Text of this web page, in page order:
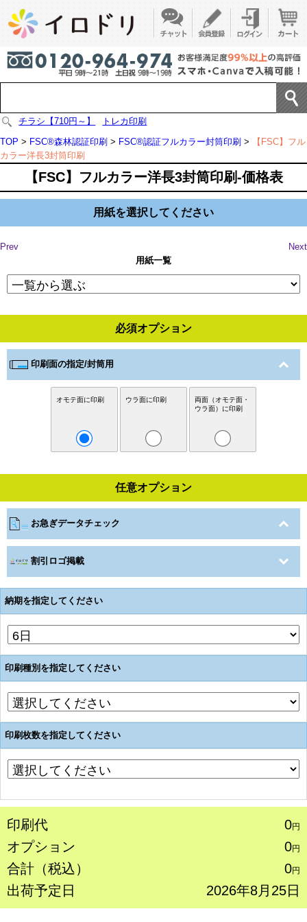
チラシ【710円～】
トレカ印刷
TOP > FSC®森林認証印刷 > FSC®認証フルカラー封筒印刷 >
【FSC】フル
カラー洋長3封筒印刷
【FSC】フルカラー洋長3封筒印刷-価格表
用紙を選択してください
Prev
Next
用紙一覧
必須オプション
印刷面の指定/封筒用
オモテ面に印刷 ウラ面に印刷
両面（オモテ面・
ウラ面）に印刷
任意オプション
お急ぎデータチェック
割引ロゴ掲載
納期を指定してください
印刷種別を指定してください
印刷枚数を指定してください
印刷代 0円
オプション 0円
合計（税込） 0円
出荷予定日 2026年8月25日